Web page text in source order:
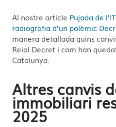
Al nostre article Pujada de
radiografia d’un polèmic
manera detallada quins
Reial Decret i com han
Catalunya.
Altres canvis
immobiliari
2025